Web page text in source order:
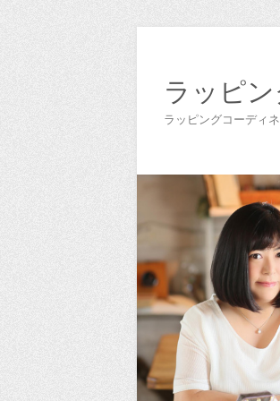
ラッピ
ラッピングコーディ